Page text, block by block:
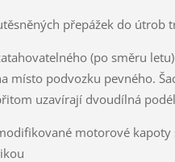
přepážek do útrob
(po směru
místo podvozku pevného.
uzavírají dvoudílná
motorové kapoty